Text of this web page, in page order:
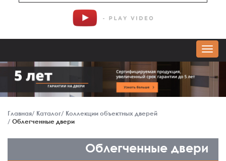
Главная Каталог
Коллекции объектных дверей
Облегченные двери
Облегченные двери